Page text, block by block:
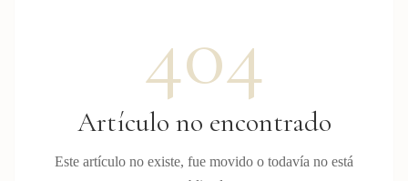
404
Artículo no encontrado
Este artículo no existe, fue movido o todavía no está